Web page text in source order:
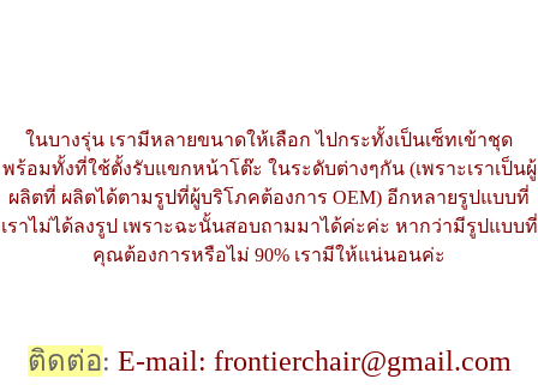
ในบางรุ่น เรามีหลายขนาดให้เลือก ไปกระทั้งเป็นเซ็ทเข้าชุด
พร้อมทั้งที่ใช้ตั้งรับแขกหน้าโต๊ะ ในระดับต่างๆกัน (เพราะเราเป็นผู้
ผลิตที่ ผลิตได้ตามรูปที่ผู้บริโภคต้องการ OEM) อีกหลายรูปแบบที่
เราไม่ได้ลงรูป เพราะฉะนั้นสอบถามมาได้ค่ะค่ะ หากว่ามีรูปแบบที่
คุณต้องการหรือไม่ 90% เรามีให้แน่นอนค่ะ
ติดต่อ: E-mail: frontierchair@gmail.com